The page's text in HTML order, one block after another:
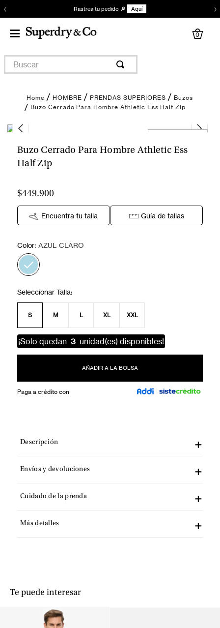
‹ Rastrea tu pedido 🔎 Aquí ›
0
Buscar
HOMBRE PRENDAS SUPERIORES
Buzos
Buzo Cerrado Para Hombre Athletic Ess Half Zip
Buzo Cerrado Para Hombre Athletic Ess
Half Zip
$449.900
Encuentra tu talla Guía de tallas
Color: AZUL CLARO
S M L XL XXL
¡Solo quedan 3 unidad(es) disponibles!
AÑADIR A LA BOLSA
Paga a crédito con
Descripción
Envíos y devoluciones
Cuidado de la prenda
Más detalles
Te puede interesar